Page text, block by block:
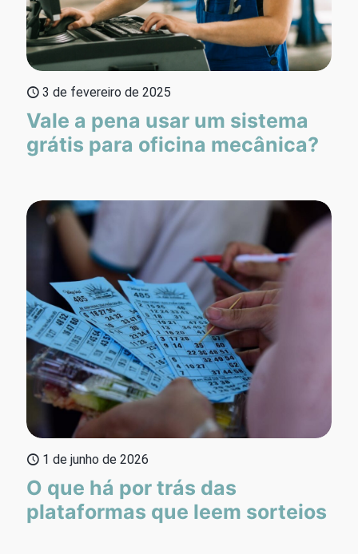
3 de fevereiro de 2025
Vale a pena usar um sistema
grátis para oficina mecânica?
1 de junho de 2026
O que há por trás das
plataformas que leem sorteios